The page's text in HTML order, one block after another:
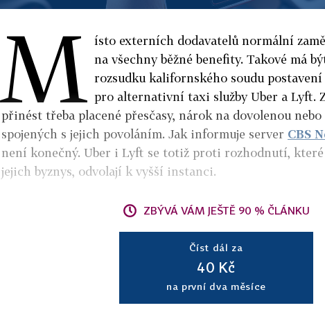
M ísto externích dodavatelů normální
na všechny běžné benefity. Takové má
rozsudku kalifornského soudu
pro alternativní taxi služby Uber a Lyft.
přinést třeba placené přesčasy, nárok na dovolenou
spojených s jejich povoláním. Jak informuje server CBS
není konečný. Uber i Lyft se totiž proti rozhodnutí, které
jejich byznys, odvolají k vyšší instanci.
ZBÝVÁ VÁM JEŠTĚ 90 % ČLÁNKU
Číst dál za
40 Kč
na první dva měsíce